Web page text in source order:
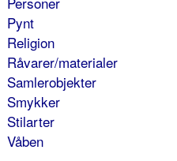
Pynt
Religion
Råvarer/materialer
Samlerobjekter
Smykker
Stilarter
Våben